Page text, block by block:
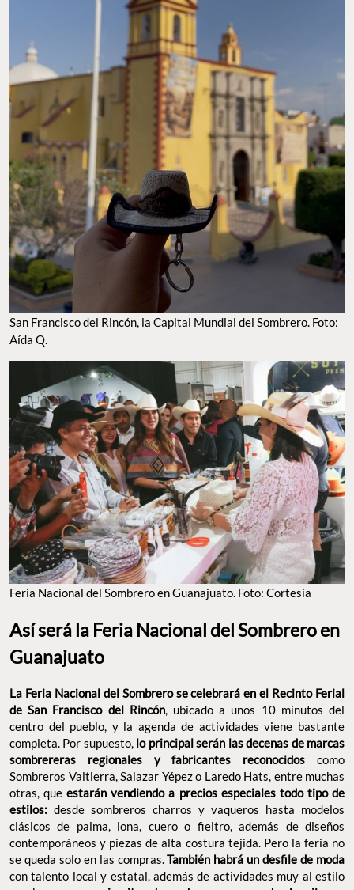
FERIA NACIONAL DEL SOMBRERO EN GUANAJUATO. FOTO: CORTESÍA
Así será la Feria Nacional del Sombrero
en Guanajuato
Ferial de San Francisco del Rincón, ubicado a unos 10 minutos
del centro del pueblo, y la agenda de actividades viene bastante
completa. Por supuesto,lo principal serán las decenas de
marcas sombrereras regionales y fabricantes reconocidos
como Sombreros Valtierra, Salazar Yépez o Laredo Hats, entre
muchas otras, queestarán vendiendo a precios especiales todo
tipo de estilos:desde sombreros charros y vaqueros hasta
modelos clásicos de palma, lona, cuero o fieltro, además de
diseños contemporáneos y piezas de alta costura tejida. Pero la
feria no se queda solo en las compras.También habrá un desfile
de modacon talento local y estatal, además de actividades muy
al estilo ranchero comocircuito de rodeo, carreras de barriles y